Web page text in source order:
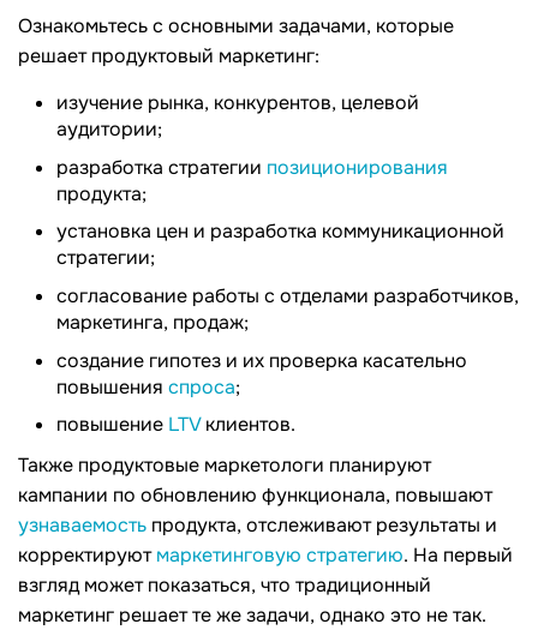
Ознакомьтесь с основными задачами, которые
решает продуктовый маркетинг:
изучение рынка, конкурентов, целевой
аудитории;
разработка стратегии позиционирования
продукта;
установка цен и разработка коммуникационной
стратегии;
согласование работы с отделами разработчиков,
маркетинга, продаж;
создание гипотез и их проверка касательно
повышения спроса;
повышение LTVклиентов.
Также продуктовые маркетологи планируют
кампании по обновлению функционала, повышают
узнаваемость продукта, отслеживают результаты и
корректируютмаркетинговую стратегию. На первый
взгляд может показаться, что традиционный
маркетинг решает те же задачи, однако это не так.